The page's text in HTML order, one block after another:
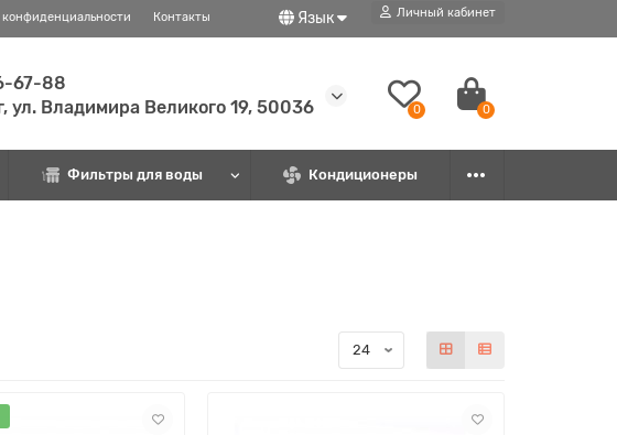
Контакты Язык Личный кабинет
67-88
ул. Владимира Великого 19, 50036
0 0
Фильтры для воды Кондиционеры